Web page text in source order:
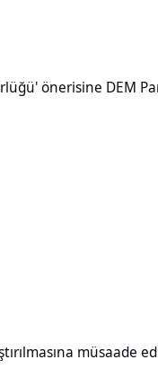
önerisine DEM
müsaade